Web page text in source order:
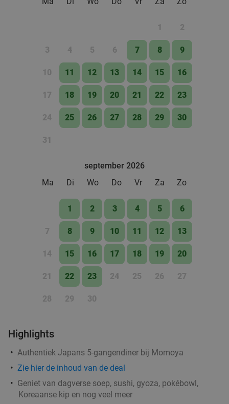
1 2
3 4 5 6 7 8 9
10 11 12 13 14 15 16
17 18 19 20 21 22 23
24 25 26 27 28 29 30
31
september 2026
Ma
Di Wo Do Vr Za Zo
1 2 3 4 5 6
7 8 9 10 11 12 13
14 15 16 17 18 19 20
21 22 23 24 25 26 27
28 29 30
Highlights
Authentiek Japans 5-gangendiner bij Momoya
Zie hier de inhoud van de deal
Geniet van dagverse soep, sushi, gyoza, pokébowl,
Koreaanse kip en nog veel meer